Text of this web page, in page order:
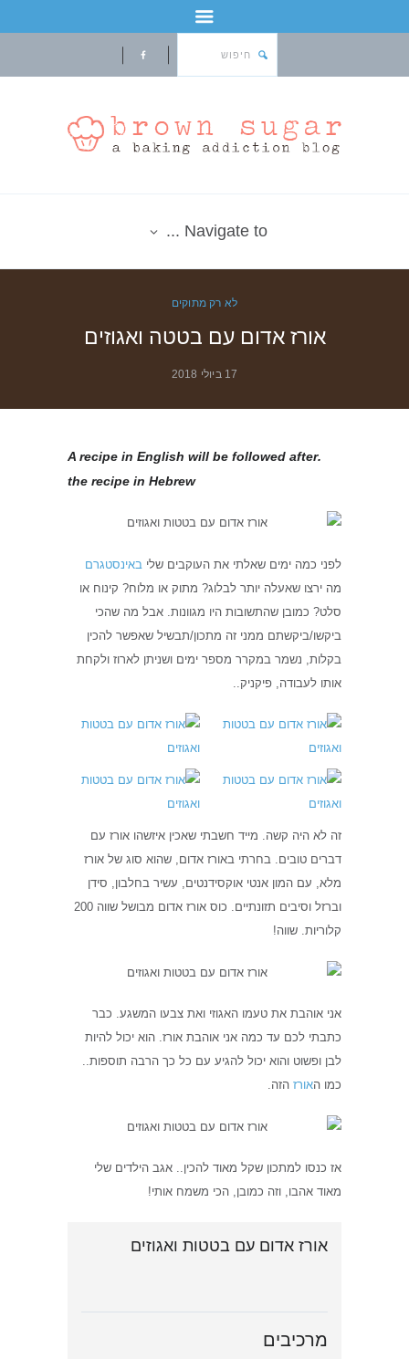
Navigate to ...
לא רק מתוקים
אורז אדום עם בטטה ואגוזים
17 ביולי 2018
.
A recipe in English will be followed after
the recipe in Hebrew
לפני כמה ימים שאלתי את העוקבים שלי באינסטגרם
מה ירצו שאעלה יותר לבלוג? מתוק או מלוח? קינוח או
סלט? כמובן שהתשובות היו מגוונות. אבל מה שהכי
ביקשו/ביקשתם ממני זה מתכון/תבשיל שאפשר להכין
בקלות, נשמר במקרר מספר ימים ושניתן לארוז ולקחת
אותו לעבודה, פיקניק..
זה לא היה קשה. מייד חשבתי שאכין איזשהו אורז עם
דברים טובים. בחרתי באורז אדום, שהוא סוג של אורז
מלא, עם המון אנטי אוקסידנטים, עשיר בחלבון, סידן
וברזל וסיבים תזונתיים. כוס אורז אדום מבושל שווה 200
קלוריות. שווה!
אני אוהבת את טעמו האגוזי ואת צבעו המשגע. כבר
כתבתי לכם עד כמה אני אוהבת אורז. הוא יכול להיות
לבן ופשוט והוא יכול להגיע עם כל כך הרבה תוספות..
כמו האורז הזה.
אז כנסו למתכון שקל מאוד להכין.. אגב הילדים שלי
מאוד אהבו, וזה כמובן, הכי משמח אותי!
אורז אדום עם בטטות ואגוזים
מרכיבים